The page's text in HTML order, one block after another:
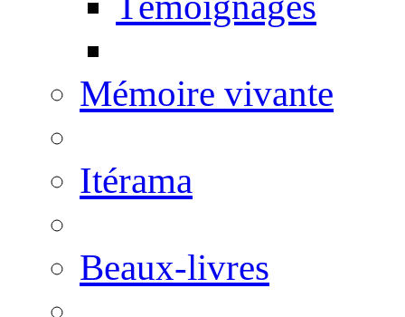
Mémoire vivante
Itérama
Beaux-livres